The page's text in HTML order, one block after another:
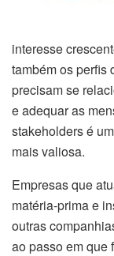
interesse
também os perfis
precisam se
e adequar as
stakeholders é
mais valiosa.
Empresas que
matéria-prima e
outras
ao passo em que